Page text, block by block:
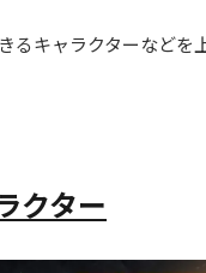
るキャラクターなどを
クター